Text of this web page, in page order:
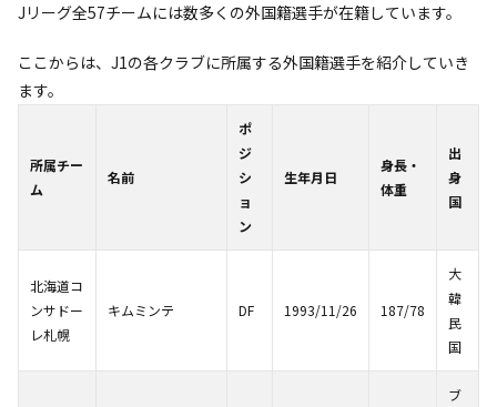
Jリーグ全57チームには数多くの外国籍選手が在籍しています。
ここからは、J1の各クラブに所属する外国籍選手を紹介していき
ます。
所属チー
ム
名前
ポ
ジ
シ
ョ
ン
生年月日
身長・
体重
出
身
国
北海道コ
ンサドー
レ札幌
キムミンテ DF 1993/11/26 187/78
大
韓
民
国
ブ